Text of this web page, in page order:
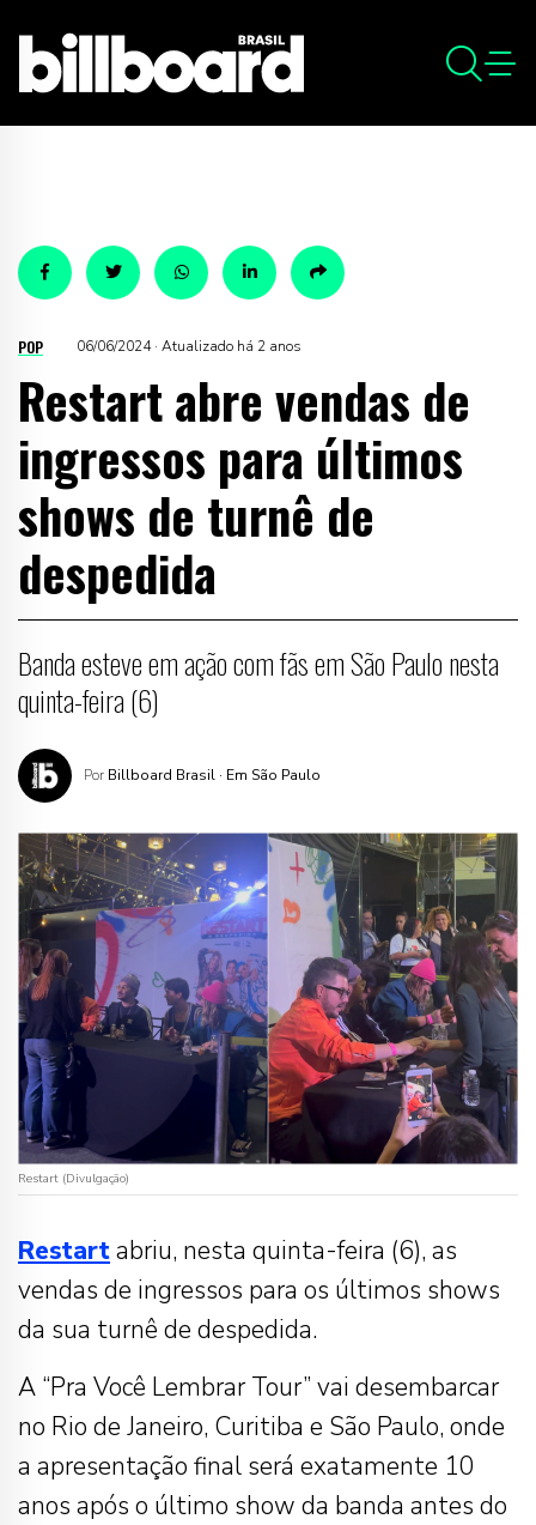
POP 06/06/2024 · Atualizado há 2 anos
Restart abre vendas de
ingressos para últimos
shows de turnê de
despedida
Banda esteve em ação com fãs em São Paulo nesta
quinta-feira (6)
Por Billboard Brasil · Em São Paulo
Restart (Divulgação)
Restartabriu, nesta quinta-feira (6), as
vendas de ingressos para os últimos shows
da sua turnê de despedida.
A “Pra Você Lembrar Tour” vai desembarcar
no Rio de Janeiro, Curitiba e São Paulo, onde
a apresentação final será exatamente 10
anos após o último show da banda antes do